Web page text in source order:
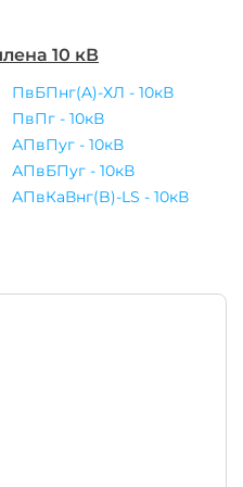
10 кВ
ПвБПнг(A)-ХЛ - 10кВ
ПвПг - 10кВ
АПвПуг - 10кВ
АПвБПуг - 10кВ
АПвКаВнг(B)-LS - 10кВ